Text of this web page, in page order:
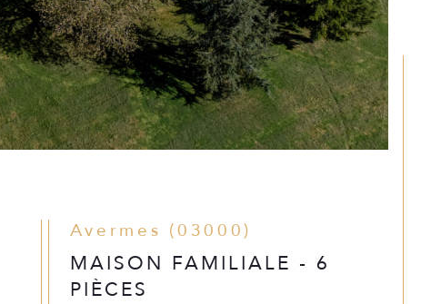
Avermes (03000)
MAISON FAMILIALE - 6
PIÈCES